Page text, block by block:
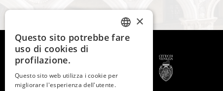
ITALIAN
×
Questo sito potrebbe fare
uso di cookies di
profilazione.
Questo sito web utilizza i cookie per
migliorare l'esperienza dell'utente.